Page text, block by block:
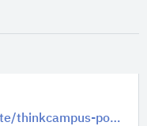
www.bollinger-fehlig.de/projekte/thinkcampus-potsdam/